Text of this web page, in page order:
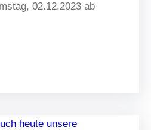
02.12.2023 ab